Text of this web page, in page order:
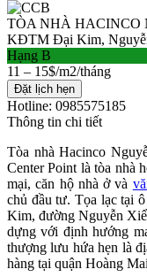
TÒA NHÀ HACINCO
KĐTM Đại Kim,
Hạng B
11 – 15$/m2/tháng
Đặt lịch hẹn
Hotline: 0985575185
Thông tin chi tiết
Tòa nhà Hacinco
Center Point là tòa nhà
mại, căn hộ nhà ở và
chủ đầu tư. Tọa lạc tại
Kim, đường Nguyễn
dựng với định hướng
thượng lưu hứa hẹn là
hàng tại quận Hoàng